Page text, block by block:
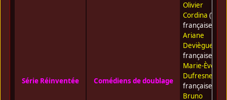
Série Réinventée Comédiens de doublage
Olivier
Cordina (Voix
française) •
Ariane
Deviègue
française) •
Marie-Ève
Dufresne
française) •
Bruno